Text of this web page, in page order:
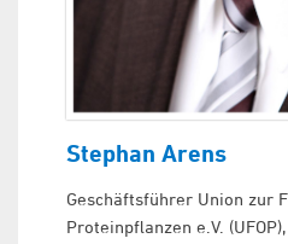
Stephan Arens
Geschäftsführer Union zur
Proteinpflanzen e.V.